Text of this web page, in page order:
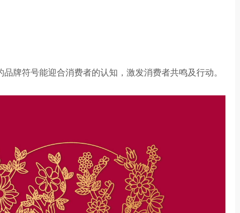
牌符号能迎合消费者的认知，激发消费者共鸣及行动。